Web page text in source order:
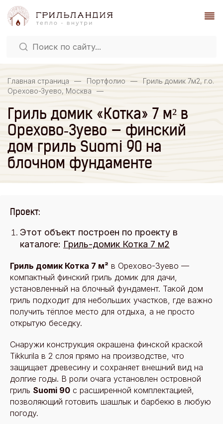
Главная страница — Портфолио —
Гриль домик 7м2, г.о.
Орехово-Зуево, Москва
—
Гриль домик «Котка» 7 м² в
Орехово‑Зуево — финский
дом гриль Suomi 90 на
блочном фундаменте
Проект:
Этот объект построен по проекту в
каталоге: Гриль-домик Котка 7 м2
Гриль домик Котка 7 м² в Орехово‑Зуево —
компактный финский гриль домик для дачи,
установленный на блочный фундамент. Такой дом
гриль подходит для небольших участков, где важно
получить тёплое место для отдыха, а не просто
открытую беседку.
Снаружи конструкция окрашена финской краской
Tikkurila в 2 слоя прямо на производстве, что
защищает древесину и сохраняет внешний вид на
долгие годы. В роли очага установлен островной
гриль Suomi 90 с расширенной комплектацией,
позволяющий готовить шашлык и барбекю в любую
погоду.